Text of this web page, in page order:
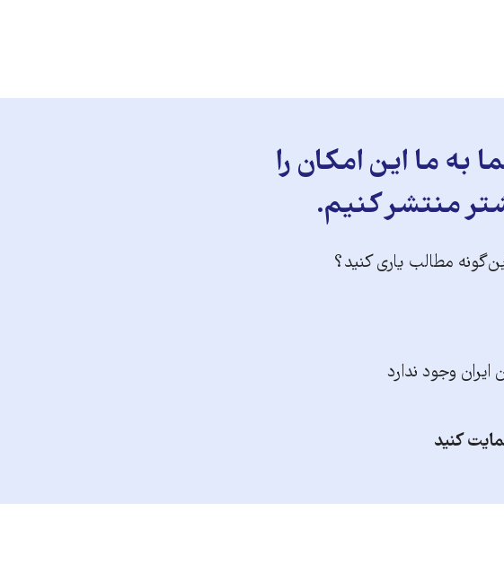
ما این امکان را
منتشر کنیم.
مطالب یاری کنید؟
وجود ندارد
کنید